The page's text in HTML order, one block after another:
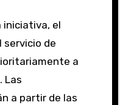
iniciativa, el
servicio de
a
Las
a partir de las